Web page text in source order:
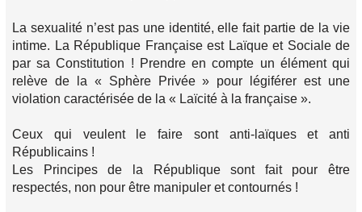
La sexualité n’est pas une identité, elle fait partie de la vie
intime. La République Française est Laïque et Sociale de
par sa Constitution ! Prendre en compte un élément qui
relève de la « Sphère Privée » pour légiférer est une
violation caractérisée de la « Laïcité à la française ».
Ceux qui veulent le faire sont anti-laïques et anti
Républicains !
Les Principes de la République sont fait pour être
respectés, non pour être manipuler et contournés !